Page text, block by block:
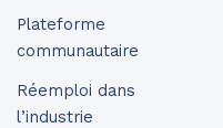
Plateforme
communautaire
Réemploi dans
l’industrie